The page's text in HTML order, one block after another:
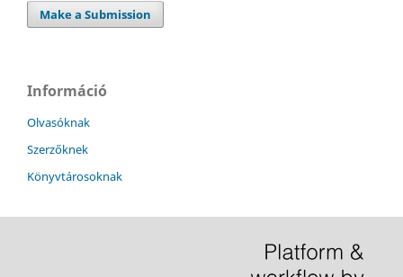
Make a Submission
Információ
Olvasóknak
Szerzőknek
Könyvtárosoknak